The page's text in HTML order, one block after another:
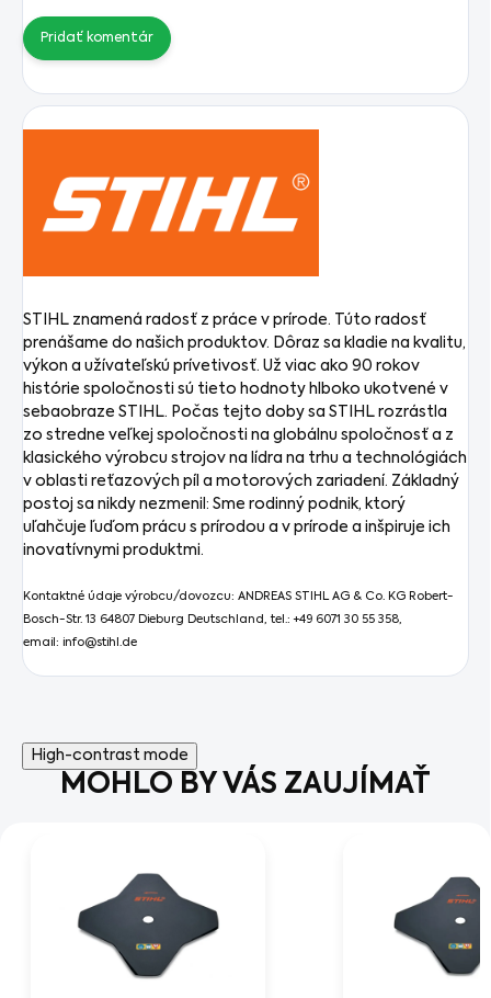
Pridať komentár
STIHL znamená radosť z práce v prírode. Túto radosť
prenášame do našich produktov. Dôraz sa kladie na kvalitu,
výkon a užívateľskú prívetivosť. Už viac ako 90 rokov
histórie spoločnosti sú tieto hodnoty hlboko ukotvené v
sebaobraze STIHL. Počas tejto doby sa STIHL rozrástla
zo stredne veľkej spoločnosti na globálnu spoločnosť a z
klasického výrobcu strojov na lídra na trhu a technológiách
v oblasti reťazových píl a motorových zariadení. Základný
postoj sa nikdy nezmenil: Sme rodinný podnik, ktorý
uľahčuje ľuďom prácu s prírodou a v prírode a inšpiruje ich
inovatívnymi produktmi.
Kontaktné údaje výrobcu/dovozcu: ANDREAS STIHL AG & Co. KG Robert-
Bosch-Str. 13 64807 Dieburg Deutschland, tel.: +49 6071 30 55 358,
email: info@stihl.de
High-contrast mode
MOHLO BY VÁS ZAUJÍMAŤ